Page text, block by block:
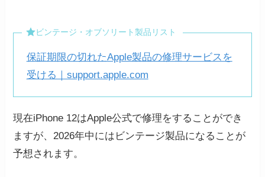
ビンテージ・オブソリート製品リスト
保証期限の切れたApple製品の修理サービスを
受ける｜support.apple.com
現在iPhone 12はApple公式で修理をすることができ
ますが、2026年中にはビンテージ製品になることが
予想されます。